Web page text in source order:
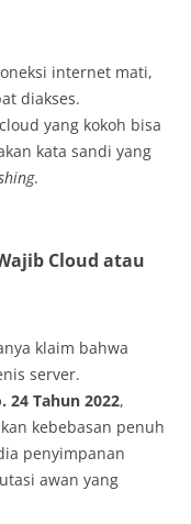
internet mati,
diakses.
yang kokoh bisa
kata sandi yang
.
Cloud atau
klaim bahwa
server.
24 Tahun 2022,
kebebasan penuh
penyimpanan
awan yang